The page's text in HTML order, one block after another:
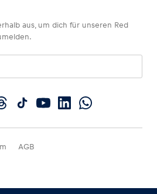
aus, um dich für unseren Red
AGB